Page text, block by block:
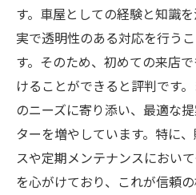
す。車屋としての経験と知識
実で透明性のある対応を行う
す。そのため、初めての来店
けることができると評判です
のニーズに寄り添い、最適な
ターを増やしています。特に
スや定期メンテナンスにおい
を心がけており、これが信頼